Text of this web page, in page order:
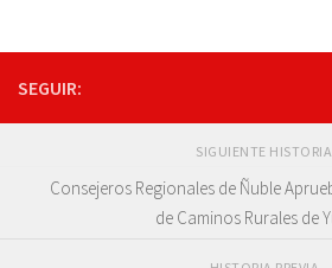
SEGUIR:
SIGUIENTE HISTORIA
Consejeros Regionales de Ñuble
de Caminos Rurales de